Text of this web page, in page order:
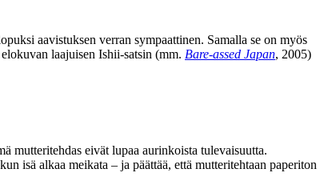
aavistuksen verran sympaattinen. Samalla se on myös
laajuisen Ishii-satsin (mm. Bare-assed Japan, 2005)
mutteritehdas eivät lupaa aurinkoista tulevaisuutta.
isä alkaa meikata – ja päättää, että mutteritehtaan paperiton